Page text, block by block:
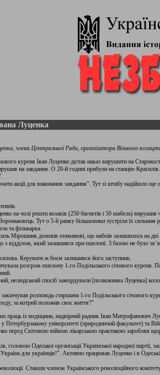
Луценка
члена Центральної Ради, організатора Вільного
куреня Іван Луценко дістав наказ вирушити на
на завдання. О 20-й годині прибули на станцію
акції для виконання завдання”. Тут зі штабу надійшло ще
на чолі решти козаків (250 багнетів і 50 шабель)
Тут о 5-й ранку більшовики зустріли їх
та фільварка.
Мірошник доповів отаманові, що набоїв залишилось на
відділом, який залишився при ешелоні. З базою не було
Керувати ж боєм залишився його заступник.
розгром ешелону 1-го Подільського січового куреня.
нелюдський спосіб замордували [полковника Луценка] коло
розповідь старшина 1-го Подільського січового
за котрий положив своє життя?”
праць із медицини, надвірний радник Іван Митрофанович
університеті (природничий факультет) та
перед Світовою війною лікарською практикою заробляв
головою Одеської організації Української народної
для українців!”. Активно працював Луценко і в
Ставши членом Українського революційного